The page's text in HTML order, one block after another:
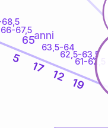
61-62,5
62,5-63,5
63,5-64
66-67,5
68,5
19
12
17
5
65anni